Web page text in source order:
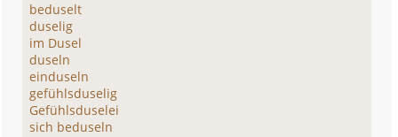
beduselt
duselig
im Dusel
duseln
einduseln
gefühlsduselig
Gefühlsduselei
sich beduseln